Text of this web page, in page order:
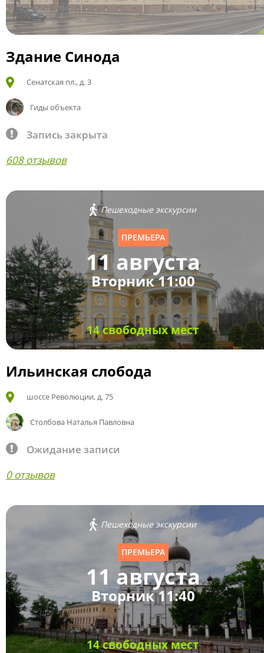
Здание Синода
Сенатская пл., д. 3
Гиды объекта
Запись закрыта
608 отзывов
Пешеходные экскурсии
ПРЕМЬЕРА
11 августа
Вторник 11:00
14 свободных мест
Ильинская слобода
шоссе Революции, д. 75
Столбова Наталья Павловна
Ожидание записи
0 отзывов
Пешеходные экскурсии
ПРЕМЬЕРА
11 августа
Вторник 11:40
14 свободных мест